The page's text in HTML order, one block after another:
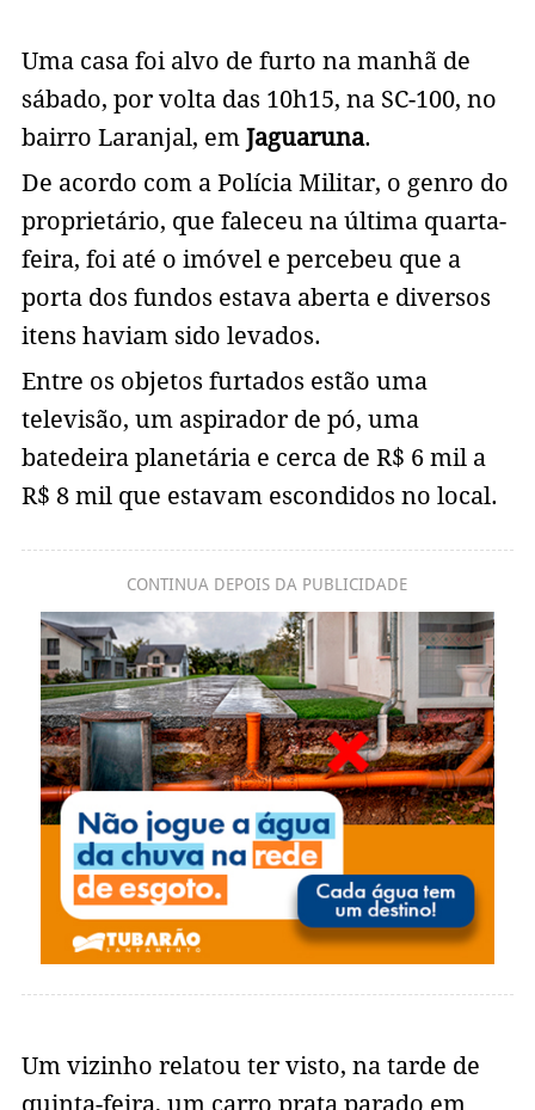
Uma casa foi alvo de furto na manhã de
sábado, por volta das 10h15, na SC-100, no
bairro Laranjal, emJaguaruna.
De acordo com a Polícia Militar, o genro do
proprietário, que faleceu na última quarta-
feira, foi até o imóvel e percebeu que a
porta dos fundos estava aberta e diversos
itens haviam sido levados.
Entre os objetos furtados estão uma
televisão, um aspirador de pó, uma
batedeira planetária e cerca de R$ 6 mil a
R$ 8 mil que estavam escondidos no local.
CONTINUA DEPOIS DA PUBLICIDADE
Um vizinho relatou ter visto, na tarde de